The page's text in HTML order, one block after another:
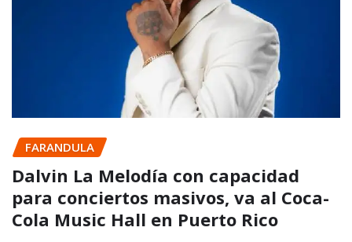
FARANDULA
Dalvin La Melodía con capacidad
para conciertos masivos, va al Coca-
Cola Music Hall en Puerto Rico